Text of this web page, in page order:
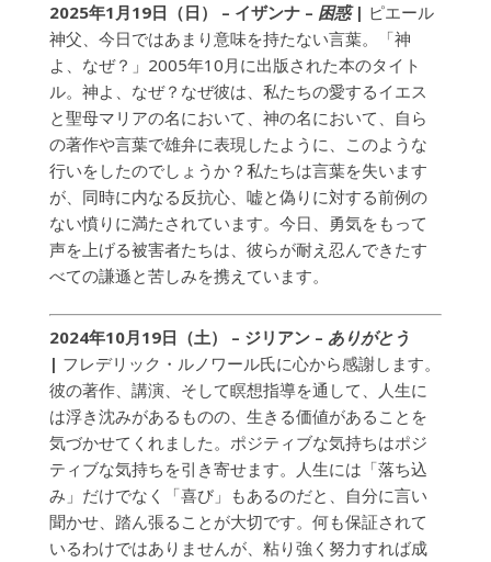
2025年1月19日（日） – イザンナ – 困惑 | ピエール
神父、今日ではあまり意味を持たない言葉。「神
よ、なぜ？」2005年10月に出版された本のタイト
ル。神よ、なぜ？なぜ彼は、私たちの愛するイエス
と聖母マリアの名において、神の名において、自ら
の著作や言葉で雄弁に表現したように、このような
行いをしたのでしょうか？私たちは言葉を失います
が、同時に内なる反抗心、嘘と偽りに対する前例の
ない憤りに満たされています。今日、勇気をもって
声を上げる被害者たちは、彼らが耐え忍んできたす
べての謙遜と苦しみを携えています。
2024年10月19日（土） – ジリアン – ありがとう
| フレデリック・ルノワール氏に心から感謝します。
彼の著作、講演、そして瞑想指導を通して、人生に
は浮き沈みがあるものの、生きる価値があることを
気づかせてくれました。ポジティブな気持ちはポジ
ティブな気持ちを引き寄せます。人生には「落ち込
み」だけでなく「喜び」もあるのだと、自分に言い
聞かせ、踏ん張ることが大切です。何も保証されて
いるわけではありませんが、粘り強く努力すれば成